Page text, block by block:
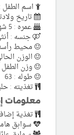
اسم
تاريخ ولادته : 9/
عمره : 5 شهور
جنسه :
محيط رأسه
الوزن
وزن الطفل
طوله : 63
تغذيته :
معلومات
تغذية
سوابق